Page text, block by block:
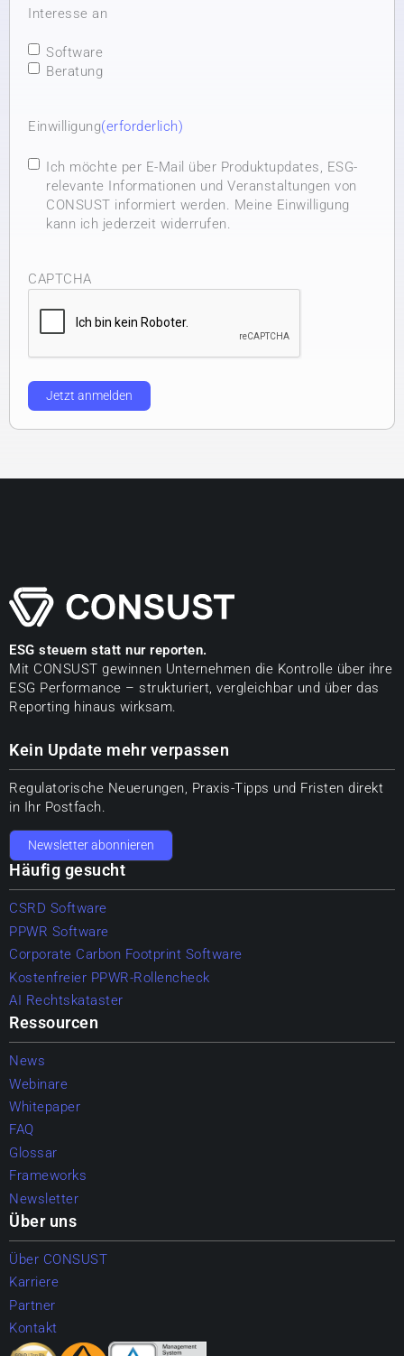
Interesse an
Software
Beratung
Einwilligung(erforderlich)
Ich möchte per E-Mail über Produktupdates, ESG-
relevante Informationen und Veranstaltungen von
CONSUST informiert werden. Meine Einwilligung
kann ich jederzeit widerrufen.
CAPTCHA
Jetzt anmelden
ESG steuern statt nur reporten.
Mit CONSUST gewinnen Unternehmen die Kontrolle über ihre
ESG Performance – strukturiert, vergleichbar und über das
Reporting hinaus wirksam.
Kein Update mehr verpassen
Regulatorische Neuerungen, Praxis-Tipps und Fristen direkt
in Ihr Postfach.
Newsletter abonnieren
Häufig gesucht
CSRD Software
PPWR Software
Corporate Carbon Footprint Software
Kostenfreier PPWR-Rollencheck
AI Rechtskataster
Ressourcen
News
Webinare
Whitepaper
FAQ
Glossar
Frameworks
Newsletter
Über uns
Über CONSUST
Karriere
Partner
Kontakt